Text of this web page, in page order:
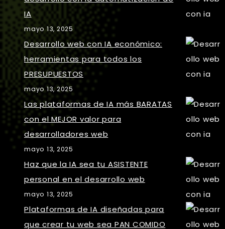
IA
mayo 13, 2025
Desarrollo web con IA económico:
herramientas para todos los
PRESUPUESTOS
mayo 13, 2025
Las plataformas de IA más BARATAS
con el MEJOR valor para
desarrolladores web
mayo 13, 2025
Haz que la IA sea tu ASISTENTE
personal en el desarrollo web
mayo 13, 2025
Plataformas de IA diseñadas para
que crear tu web sea PAN COMIDO